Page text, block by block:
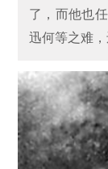
了，而他也
迅何等之难